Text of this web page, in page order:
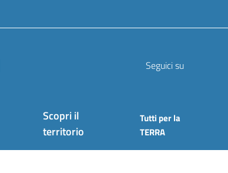
Seguici su
Scopri il
territorio
Tutti per la
TERRA